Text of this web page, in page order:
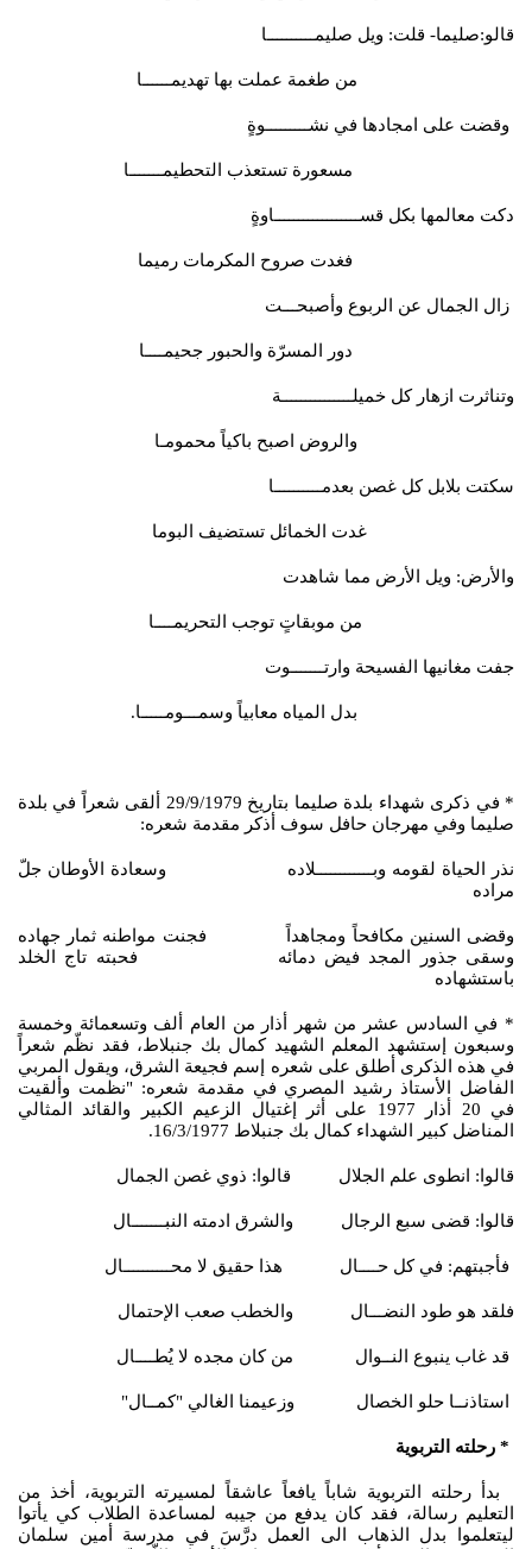
قالو:صليما- قلت: ويل صليمــــــــــا
من طغمة عملت بها تهديمــــــا
وقضت على امجادها في نشـــــــــوةٍ
مسعورة تستعذب التحطيمـــــــا
دكت معالمها بكل قســــــــــــــــــاوةٍ
فغدت صروح المكرمات رميما
زال الجمال عن الربوع وأصبحـــت
دور المسرّة والحبور جحيمــــا
وتناثرت ازهار كل خميلـــــــــــــــة
والروض اصبح باكياً محمومـا
سكتت بلابل كل غصن بعدمــــــــــا
غدت الخمائل تستضيف البوما
والأرض: ويل الأرض مما شاهدت
من موبقاتٍ توجب التحريمــــا
جفت مغانيها الفسيحة وارتـــــــوت
بدل المياه معابياً وسمـــومـــــا.
* في ذكرى شهداء بلدة صليما بتاريخ 29/9/1979 ألقى شعراً في بلدة
صليما وفي مهرجان حافل سوف أذكر مقدمة شعره:
نذر الحياة لقومه وبــــــــــــلاده وسعادة الأوطان جلّ
مراده
وقضى السنين مكافحاً ومجاهداً فجنت مواطنه ثمار جهاده
وسقى جذور المجد فيض دمائه فحبته تاج الخلد
باستشهاده
* في السادس عشر من شهر أذار من العام ألف وتسعمائة وخمسة
وسبعون إستشهد المعلم الشهيد كمال بك جنبلاط، فقد نظّم شعراً
في هذه الذكرى أطلق على شعره إسم فجيعة الشرق، ويقول المربي
الفاضل الأستاذ رشيد المصري في مقدمة شعره: "نظمت وألقيت
في 20 أذار 1977 على أثر إغتيال الزعيم الكبير والقائد المثالي
المناضل كبير الشهداء كمال بك جنبلاط 16/3/1977.
قالوا: انطوى علم الجلال قالوا: ذوي غصن الجمال
قالوا: قضى سبع الرجال والشرق ادمته النبـــــــال
فأجبتهم: في كل حــــال هذا حقيق لا محــــــــــال
فلقد هو طود النضـــال والخطب صعب الإحتمال
قد غاب ينبوع النــوال من كان مجده لا يُطــــال
استاذنــا حلو الخصال وزعيمنا الغالي "كمــال"
* رحلته التربوية
بدأ رحلته التربوية شاباً يافعاً عاشقاً لمسيرته التربوية، أخذ من
التعليم رسالة، فقد كان يدفع من جيبه لمساعدة الطلاب كي يأتوا
ليتعلموا بدل الذهاب الى العمل درَّسَ في مدرسة أمين سلمان